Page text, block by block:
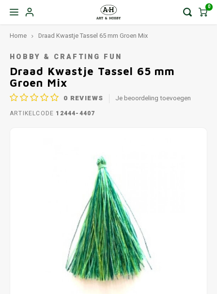
0
Home Draad Kwastje Tassel 65 mm Groen Mix
HOBBY & CRAFTING FUN
Draad Kwastje Tassel 65 mm
Groen Mix
0 REVIEWS Je beoordeling toevoegen
ARTIKELCODE 12444-4407